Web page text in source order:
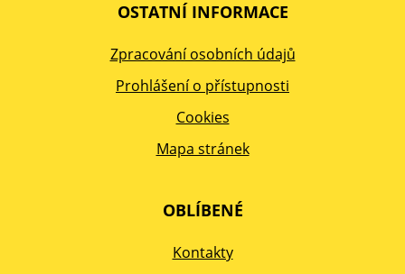
OSTATNÍ INFORMACE
Zpracování osobních údajů
Prohlášení o přístupnosti
Cookies
Mapa stránek
OBLÍBENÉ
Kontakty